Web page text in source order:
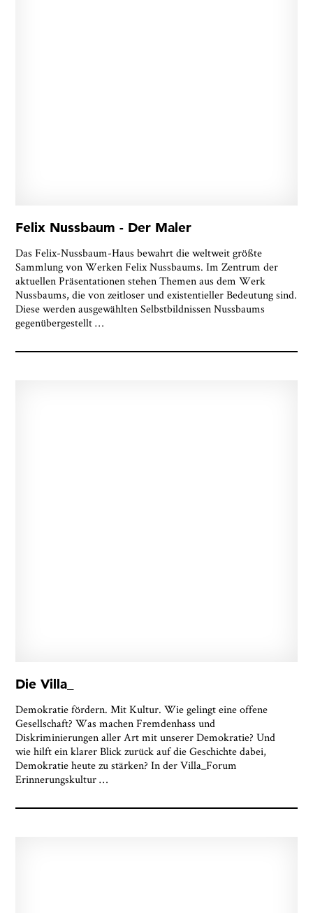
Felix Nussbaum - Der Maler
Das Felix-Nussbaum-Haus bewahrt die weltweit größte
Sammlung von Werken Felix Nussbaums. Im Zentrum der
aktuellen Präsentationen stehen Themen aus dem Werk
Nussbaums, die von zeitloser und existentieller Bedeutung sind.
Diese werden ausgewählten Selbstbildnissen Nussbaums
gegenübergestellt…
Die Villa_
Demokratie fördern. Mit Kultur. Wie gelingt eine offene
Gesellschaft? Was machen Fremdenhass und
Diskriminierungen aller Art mit unserer Demokratie? Und
wie hilft ein klarer Blick zurück auf die Geschichte dabei,
Demokratie heute zu stärken? In der Villa_Forum
Erinnerungskultur…